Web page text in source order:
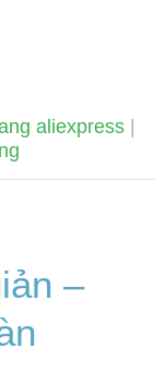
aliexpress
–